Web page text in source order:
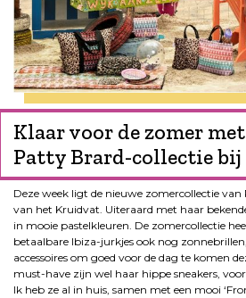
Klaar voor de zomer
Patty Brard-collectie
Deze week ligt de nieuwe zomercollectie
van het Kruidvat. Uiteraard met haar
in mooie pastelkleuren. De zomercollectie
betaalbare Ibiza-jurkjes ook nog
accessoires om goed voor de dag te komen
must-have zijn wel haar hippe sneakers,
Ik heb ze al in huis, samen met een mooi